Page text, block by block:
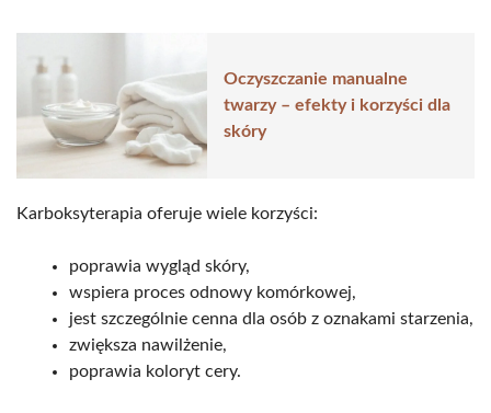
Oczyszczanie manualne
twarzy – efekty i korzyści dla
skóry
Karboksyterapia oferuje wiele korzyści:
poprawia wygląd skóry,
wspiera proces odnowy komórkowej,
jest szczególnie cenna dla osób z oznakami starzenia,
zwiększa nawilżenie,
poprawia koloryt cery.